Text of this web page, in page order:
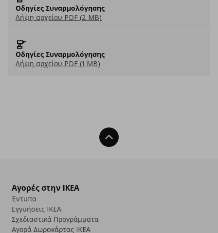
Οδηγίες Συναρμολόγησης
Λήψη αρχείου PDF (2 MB)
Οδηγίες Συναρμολόγησης
Λήψη αρχείου PDF (1 MB)
Back To Top
Αγορές στην IKEA
Έντυπα
Εγγυήσεις IKEA
Σχεδιαστικά Προγράμματα
Αγορά Δωρoκάρτας IKEA